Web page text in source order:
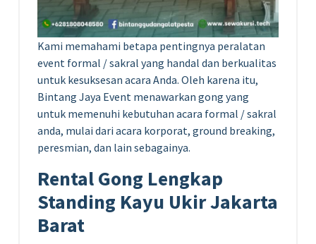
Kami memahami betapa pentingnya peralatan
event formal / sakral yang handal dan berkualitas
untuk kesuksesan acara Anda. Oleh karena itu,
Bintang Jaya Event menawarkan gong yang
untuk memenuhi kebutuhan acara formal / sakral
anda, mulai dari acara korporat, ground breaking,
peresmian, dan lain sebagainya.
Rental Gong Lengkap
Standing Kayu Ukir Jakarta
Barat